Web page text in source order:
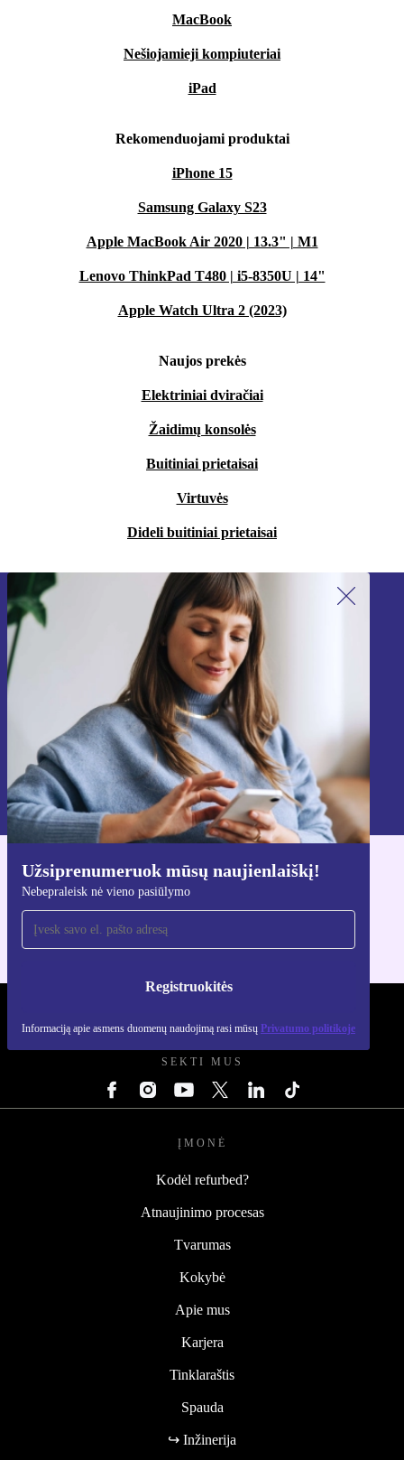
MacBook
Nešiojamieji kompiuteriai
iPad
Rekomenduojami produktai
iPhone 15
Samsung Galaxy S23
Apple MacBook Air 2020 | 13.3" | M1
Lenovo ThinkPad T480 | i5-8350U | 14"
Apple Watch Ultra 2 (2023)
Naujos prekės
Elektriniai dviračiai
Žaidimų konsolės
Buitiniai prietaisai
Virtuvės
Dideli buitiniai prietaisai
Užsiprenumeruok mūsų naujienlaiškį!
Nebepraleisk nė vieno pasiūlymo
Registruokitės
Informaciją apie asmens duomenų naudojimą rasi mūsų Privatumo politikoje
Užsiprenumeruok mūsų naujienlaiškį!
Nebepraleisk nė vieno pasiūlymo.
Registruokitės
Informaciją apie asmens duomenų naudojimą rasi mūsų
Privatumo politikoje.
Atsisiųsti refurbed programėlę
Skirta iOS ir Android
SEKTI MUS
ĮMONĖ
Kodėl refurbed?
Atnaujinimo procesas
Tvarumas
Kokybė
Apie mus
Karjera
Tinklaraštis
Spauda
↪ Inžinerija